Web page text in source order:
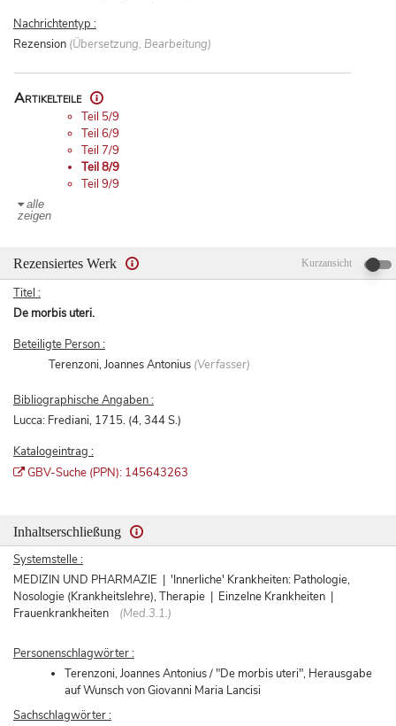
Nachrichtentyp :
Rezension (Übersetzung, Bearbeitung)
Artikelteile
Teil 5/9
Teil 6/9
Teil 7/9
Teil 8/9
Teil 9/9
alle
zeigen
Rezensiertes Werk Kurzansicht
Titel :
De morbis uteri.
Beteiligte Person :
Terenzoni, Joannes Antonius (Verfasser)
Bibliographische Angaben :
Lucca: Frediani, 1715. (4, 344 S.)
Katalogeintrag :
GBV-Suche (PPN): 145643263
Inhaltserschließung
Systemstelle :
MEDIZIN UND PHARMAZIE | 'Innerliche' Krankheiten: Pathologie,
Nosologie (Krankheitslehre), Therapie | Einzelne Krankheiten |
Frauenkrankheiten
(Med.3.1.)
Personenschlagwörter :
Terenzoni, Joannes Antonius / "De morbis uteri", Herausgabe
auf Wunsch von Giovanni Maria Lancisi
Sachschlagwörter :